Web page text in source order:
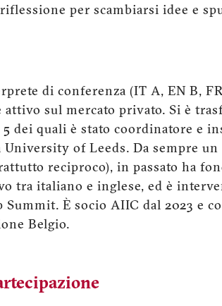
per scambiarsi idee e
di conferenza (IT A, EN B,
sul mercato privato. Si è
5 dei quali è stato coordinatore e
University of Leeds. Da sempre
reciproco), in passato ha
tra italiano e inglese, ed è
È socio AIIC dal 2023 e
Belgio.